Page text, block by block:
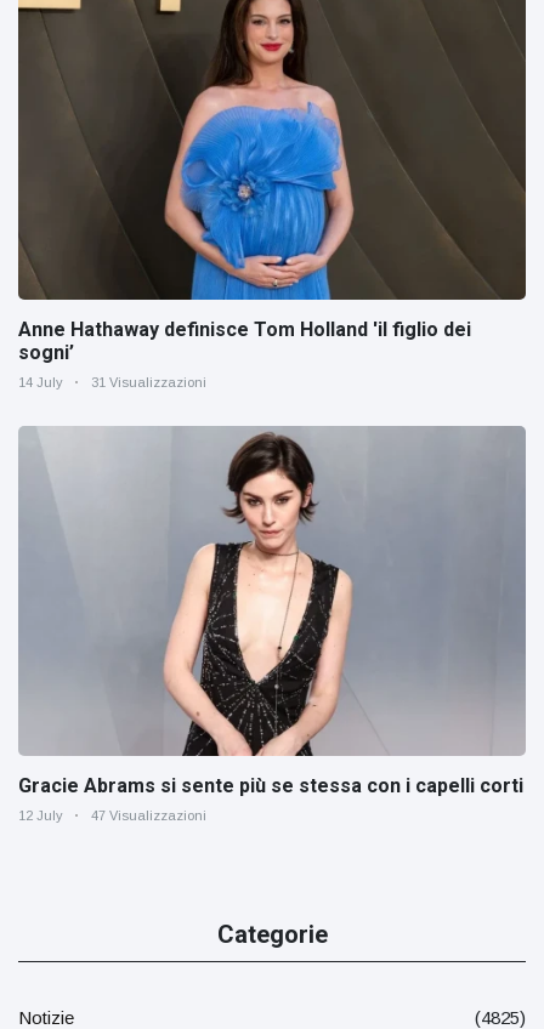
Anne Hathaway definisce Tom Holland 'il figlio dei
sogni’
14 July 31 Visualizzazioni
Gracie Abrams si sente più se stessa con i capelli corti
12 July 47 Visualizzazioni
Categorie
Notizie
(4825)